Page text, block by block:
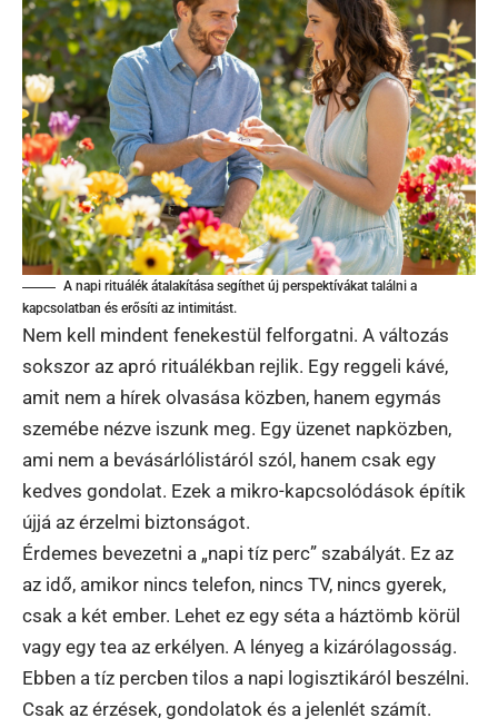
A napi rituálék átalakítása segíthet új perspektívákat találni a
kapcsolatban és erősíti az intimitást.
Nem kell mindent fenekestül felforgatni. A változás
sokszor az apró rituálékban rejlik. Egy reggeli kávé,
amit nem a hírek olvasása közben, hanem egymás
szemébe nézve iszunk meg. Egy üzenet napközben,
ami nem a bevásárlólistáról szól, hanem csak egy
kedves gondolat. Ezek a mikro-kapcsolódások építik
újjá az érzelmi biztonságot.
Érdemes bevezetni a „napi tíz perc” szabályát. Ez az
az idő, amikor nincs telefon, nincs TV, nincs gyerek,
csak a két ember. Lehet ez egy séta a háztömb körül
vagy egy tea az erkélyen. A lényeg a kizárólagosság.
Ebben a tíz percben tilos a napi logisztikáról beszélni.
Csak az érzések, gondolatok és a jelenlét számít.